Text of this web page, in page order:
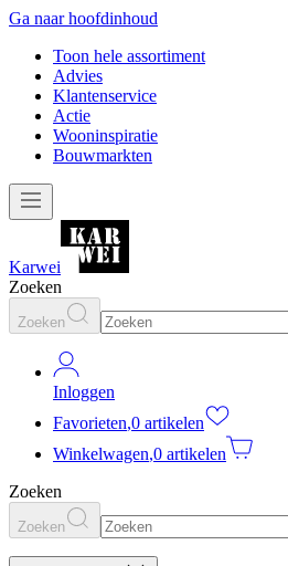
Ga naar hoofdinhoud
Toon hele assortiment
Advies
Klantenservice
Actie
Wooninspiratie
Bouwmarkten
Karwei
Zoeken
Zoeken
Inloggen
Favorieten,0 artikelen
Winkelwagen,0 artikelen
Zoeken
Zoeken